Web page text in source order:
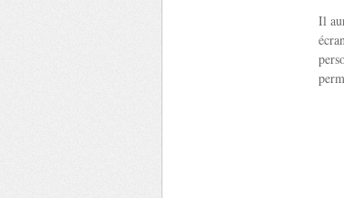
Il